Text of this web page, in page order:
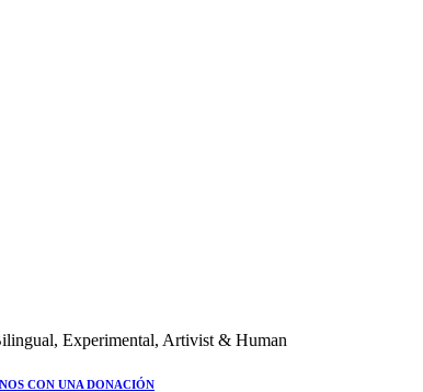
Experimental, Artivist & Human
CON UNA DONACIÓN